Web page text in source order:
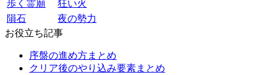
歩く霊廟
狂い火
隕石
夜の勢力
お役立ち記事
序盤の進め方まとめ
クリア後のやり込み要素まとめ